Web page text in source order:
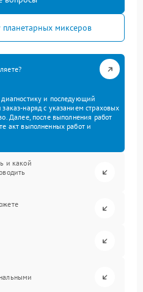
миксеров
и последующий
наряд с указанием страховых
Далее, после выполнения работ
акт выполненных работ и
и какой